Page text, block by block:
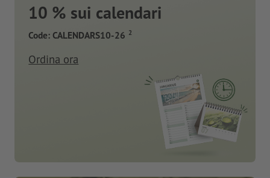
10 % sui calendari
Code: CALENDARS10-26 2
Ordina ora